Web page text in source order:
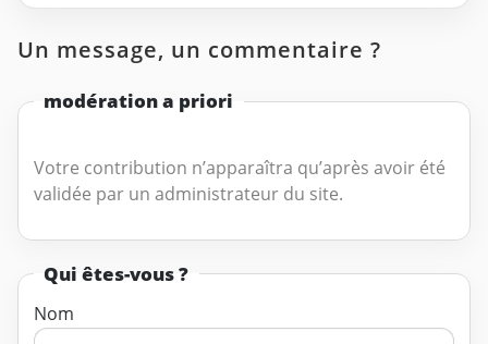
Un message, un commentaire ?
modération a priori
Votre contribution n’apparaîtra qu’après avoir été
validée par un administrateur du site.
Qui êtes-vous ?
Nom